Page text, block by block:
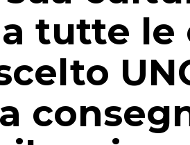
tutte